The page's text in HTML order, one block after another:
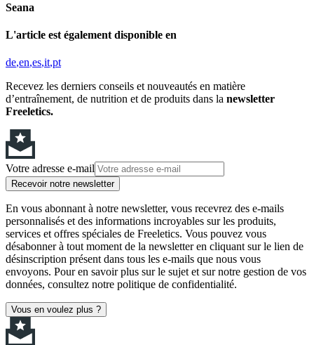
Seana
L'article est également disponible en
de en es it pt
Recevez les derniers conseils et nouveautés en matière
d’entraînement, de nutrition et de produits dans la newsletter
Freeletics.
Votre adresse e-mail
Recevoir notre newsletter
En vous abonnant à notre newsletter, vous recevrez des e-mails
personnalisés et des informations incroyables sur les produits,
services et offres spéciales de Freeletics. Vous pouvez vous
désabonner à tout moment de la newsletter en cliquant sur le lien de
désinscription présent dans tous les e-mails que nous vous
envoyons. Pour en savoir plus sur le sujet et sur notre gestion de vos
données, consultez notre politique de confidentialité.
Vous en voulez plus ?